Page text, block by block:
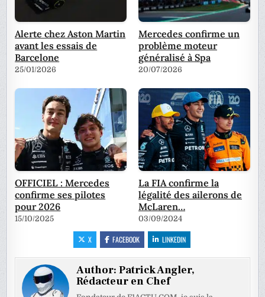
Alerte chez Aston Martin
avant les essais de
Barcelone
25/01/2026
Mercedes confirme un
problème moteur
généralisé à Spa
20/07/2026
OFFICIEL : Mercedes
confirme ses pilotes
pour 2026
15/10/2025
La FIA confirme la
légalité des ailerons de
McLaren…
03/09/2024
X FACEBOOK LINKEDIN
Author:Patrick Angler,
Rédacteur en Chef